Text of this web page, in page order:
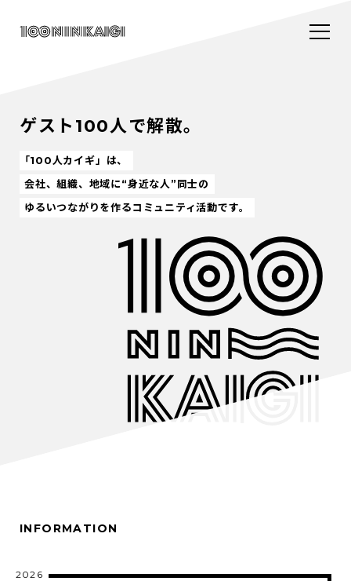
ゲスト100人で解散。
「100人カイギ」は、
会社、組織、地域に“身近な人”同士の
ゆるいつながりを作るコミュニティ活動です。
INFORMATION
2026